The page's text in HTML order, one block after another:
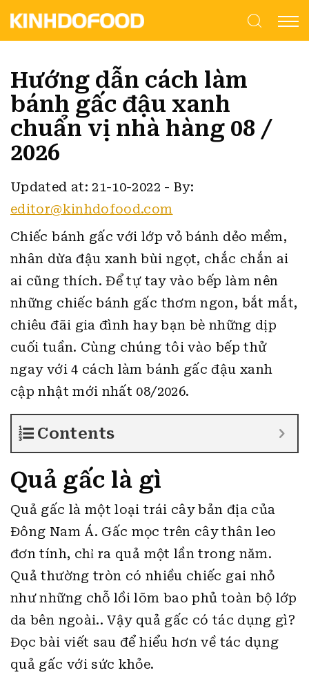
Hướng dẫn cách làm
bánh gấc đậu xanh
chuẩn vị nhà hàng 08 /
2026
Updated at: 21-10-2022 -By:
editor@kinhdofood.com
Chiếc bánh gấc với lớp vỏ bánh dẻo mềm,
nhân dừa đậu xanh bùi ngọt, chắc chắn ai
ai cũng thích. Để tự tay vào bếp làm nên
những chiếc bánh gấc thơm ngon, bắt mắt,
chiêu đãi gia đình hay bạn bè những dịp
cuối tuần. Cùng chúng tôi vào bếp thử
ngay với 4 cách làm bánh gấc đậu xanh
cập nhật mới nhất 08/2026.
Contents
Quả gấc là gì
Quả gấc là một loại trái cây bản địa của
Đông Nam Á. Gấc mọc trên cây thân leo
đơn tính, chỉ ra quả một lần trong năm.
Quả thường tròn có nhiều chiếc gai nhỏ
như những chỗ lồi lõm bao phủ toàn bộ lớp
da bên ngoài.. Vậy quả gấc có tác dụng gì?
Đọc bài viết sau để hiểu hơn về tác dụng
quả gấc với sức khỏe.